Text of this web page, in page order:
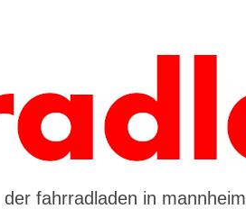
der fahrradladen in mannheim